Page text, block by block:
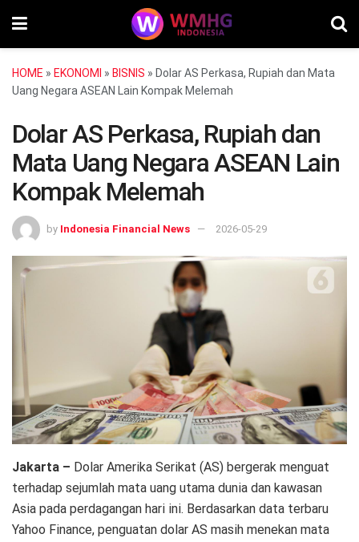
HOME » EKONOMI » BISNIS » Dolar AS Perkasa, Rupiah dan Mata
Uang Negara ASEAN Lain Kompak Melemah
Dolar AS Perkasa, Rupiah dan
Mata Uang Negara ASEAN Lain
Kompak Melemah
by Indonesia Financial News 2026-05-29
Jakarta – Dolar Amerika Serikat (AS) bergerak menguat
terhadap sejumlah mata uang utama dunia dan kawasan
Asia pada perdagangan hari ini. Berdasarkan data terbaru
Yahoo Finance, penguatan dolar AS masih menekan mata